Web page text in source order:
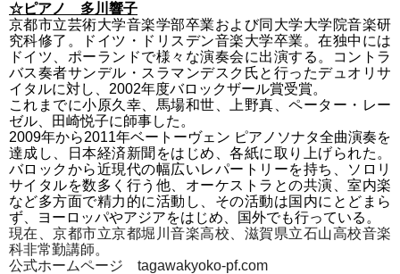
☆ピアノ 多川響子
京都市立芸術大学音楽学部卒業および同大学大学院音楽研
究科修了。ドイツ・ドリスデン音楽大学卒業。在独中には
ドイツ、ポーランドで様々な演奏会に出演する。コントラ
バス奏者サンデル・スラマンデスク氏と行ったデュオリサ
イタルに対し、2002年度バロックザール賞受賞。
これまでに小原久幸、馬場和世、上野真、ペーター・レー
ゼル、田崎悦子に師事した。
2009年から2011年ベートーヴェン ピアノソナタ全曲演奏を
達成し、日本経済新聞をはじめ、各紙に取り上げられた。
バロックから近現代の幅広いレパートリーを持ち、ソロリ
サイタルを数多く行う他、オーケストラとの共演、室内楽
など多方面で精力的に活動し、その活動は国内にとどまら
ず、ヨーロッパやアジアをはじめ、国外でも行っている。
現在、京都市立京都堀川音楽高校、滋賀県立石山高校音楽
科非常勤講師。
公式ホームページ tagawakyoko-pf.com